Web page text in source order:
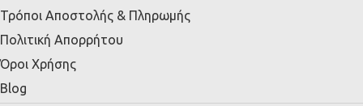
Τρόποι Αποστολής & Πληρωμής
Πολιτική Απορρήτου
Όροι Χρήσης
Blog